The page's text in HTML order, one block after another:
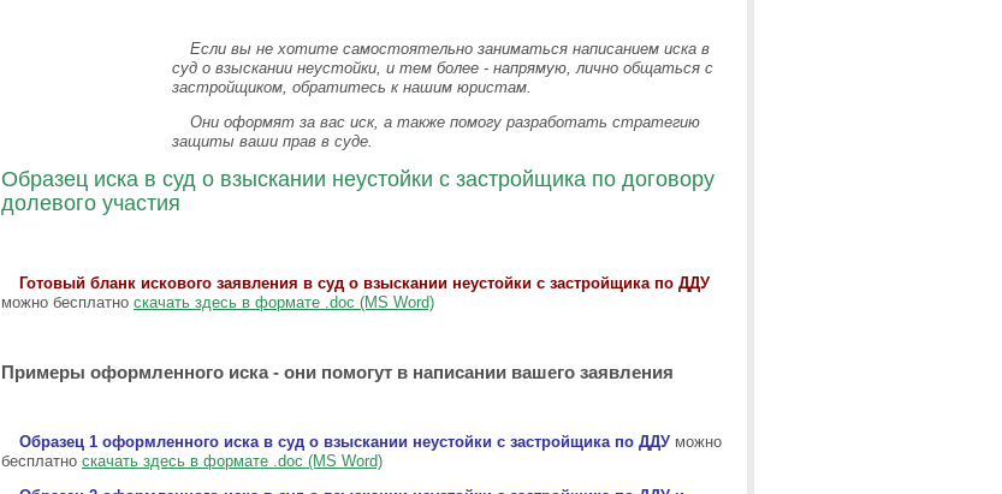
Если вы не хотите самостоятельно заниматься написанием иска в
суд о взыскании неустойки, и тем более - напрямую, лично общаться с
застройщиком, обратитесь к нашим юристам.
Они оформят за вас иск, а также помогу разработать стратегию
защиты ваши прав в суде.
Образец иска в суд о взыскании неустойки с застройщика по договору
долевого участия
Готовый бланк искового заявления в суд о взыскании неустойки с застройщика по ДДУ
можно бесплатно скачать здесь в формате .doc (MS Word)
Примеры оформленного иска - они помогут в написании вашего заявления
Образец 1 оформленного иска в суд о взыскании неустойки с застройщика по ДДУ можно
бесплатно скачать здесь в формате .doc (MS Word)